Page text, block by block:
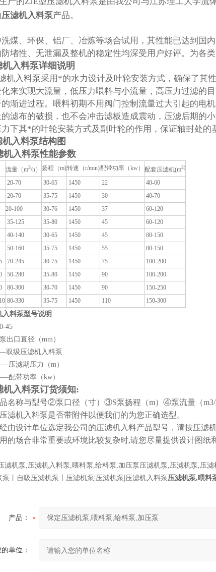
压滤机入料泵产品。
煤、环保、铝厂、冶炼等场合试用，其性能已达到国
堵性、无泄漏及整机的稳定性均深受用户好评。为各
机入料泵详细说明
机入料泵采用*的水力设计及叶轮安装方式，确保了其
化来实现大流量，低压力喂料与小流量，高压力过滤的
渐进过程。喂料初期不用阀门控制流量过大引起的电
滤布的破损，也不会冲击滤板造成震动，压滤后期的
下其*的叶轮安装方式及副叶轮的作用，保证轴封处的
机入料泵结构图
机入料泵性能参数
流量（m3/h） 扬程（m)转速（r/min)配带功率（kw） 配套压滤机(m2)
20-70 30-65 1450 22
40-60
20-70 35-75 1450 30
40-70
20-100 30-76 1450 37
60-120
35-125 35-80 1450 45
60-120
40-140 30-65 1450 45
80-150
50-160 35-75 1450 55
80-150
70-245 30-75 1450 75
100-200
50-280 35-80 1450 90
100-200
80-300 30-70 1450 90
150-250
80-330 35-75 1450 110 150-300
入料泵型号说明
45
口直径（mm）
级压滤机入料泵
滤期压力（m）
带功率（kw）
机入料泵订货须知:
名称与型号②泵口径（寸）③S泵扬程（m）④泵流量（
机入料泵是否带附件以便我们的为您正确选型。
由设计单位选定我公司的压滤机入料产品型号，请按压滤
的场合非常重要或环境比较复杂时,请您尽量提供设计图
滤机泵,压滤机入料泵,喂料泵,给料泵,加压泵压滤机泵,压滤机泵,压
泵丨自吸压滤机泵丨压滤机泵|压滤机泵|压滤机入料泵 压滤机泵,喂料
产品：
单位：